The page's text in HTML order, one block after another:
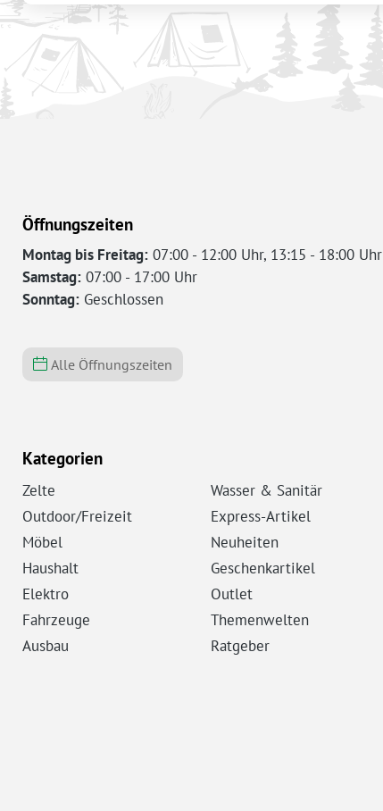
Öffnungszeiten
Montag bis Freitag: 07:00 - 12:00 Uhr, 13:15 - 18:00 Uhr
Samstag: 07:00 - 17:00 Uhr
Sonntag: Geschlossen
Alle Öffnungszeiten
Kategorien
Zelte
Outdoor/Freizeit
Möbel
Haushalt
Elektro
Fahrzeuge
Ausbau
Wasser & Sanitär
Express-Artikel
Neuheiten
Geschenkartikel
Outlet
Themenwelten
Ratgeber